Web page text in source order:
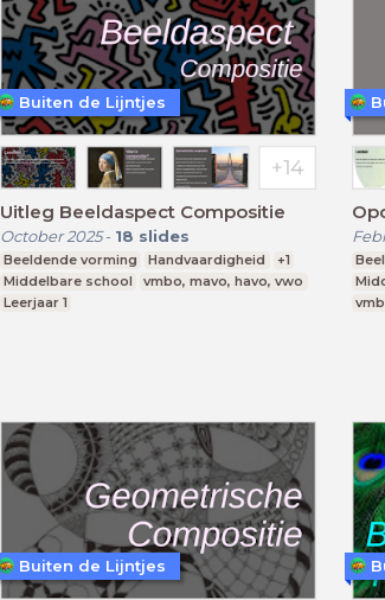
Uitleg Beeldaspect Compositie
October 2025- 18 slides
Beeldende vorming Handvaardigheid
+1
Middelbare school
vmbo, mavo, havo, vwo
Leerjaar 1
Buiten de Lijntjes
Buiten de Lijntjes